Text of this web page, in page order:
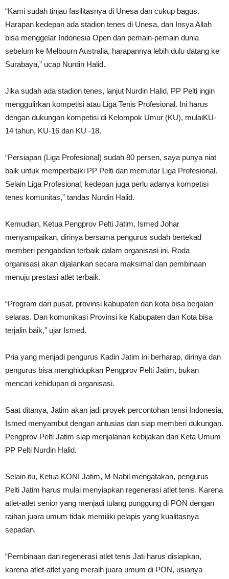
“Kami sudah tinjau fasilitasnya di Unesa dan cukup bagus.
Harapan kedepan ada stadion tenes di Unesa, dan Insya Allah
bisa menggelar Indonesia Open dan pemain-pemain dunia
sebelum ke Melbourn Australia, harapannya lebih dulu datang ke
Surabaya,” ucap Nurdin Halid.
Jika sudah ada stadion tenes, lanjut Nurdin Halid, PP Pelti ingin
menggulirkan kompetisi atau Liga Tenis Profesional. Ini harus
dengan dukungan kompetisi di Kelompok Umur (KU), mulaiKU-
14 tahun, KU-16 dan KU -18.
“Persiapan (Liga Profesional) sudah 80 persen, saya punya niat
baik untuk memperbaiki PP Pelti dan memutar Liga Profesional.
Selain Liga Profesional, kedepan juga perlu adanya kompetisi
tenes komunitas,” tandas Nurdin Halid.
Kemudian, Ketua Pengprov Pelti Jatim, Ismed Johar
menyampaikan, dirinya bersama pengurus sudah bertekad
memberi pengabdian terbaik dalam organisasi ini. Roda
organisasi akan dijalankan secara maksimal dan pembinaan
menuju prestasi atlet terbaik.
“Program dari pusat, provinsi kabupaten dan kota bisa berjalan
selaras. Dan komunikasi Provinsi ke Kabupaten dan Kota bisa
terjalin baik,” ujar Ismed.
Pria yang menjadi pengurus Kadin Jatim ini berharap, dirinya dan
pengurus bisa menghidupkan Pengprov Pelti Jatim, bukan
mencari kehidupan di organisasi.
Saat ditanya, Jatim akan jadi proyek percontohan tensi Indonesia,
Ismed menyambut dengan antusias dan siap memberi dukungan.
Pengprov Pelti Jatim siap menjalanan kebijakan dari Keta Umum
PP Pelti Nurdin Halid.
Selain itu, Ketua KONI Jatim, M Nabil mengatakan, pengurus
Pelti Jatim harus mulai menyiapkan regenerasi atlet tenis. Karena
atlet-atlet senior yang menjadi tulang punggung di PON dengan
raihan juara umum tidak memiliki pelapis yang kualitasnya
sepadan.
“Pembinaan dan regenerasi atlet tenis Jati harus disiapkan,
karena atlet-atlet yang meraih juara umum di PON, usianya